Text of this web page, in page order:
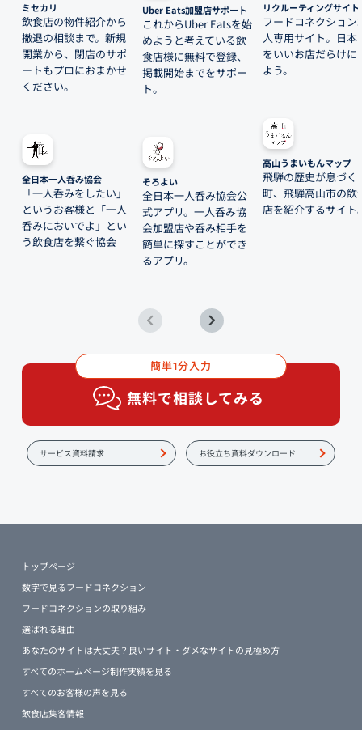
ミセカリ
飲食店の物件紹介から
撤退の相談まで。新規
開業から、閉店のサポ
ートもプロにおまかせ
ください。
全日本一人呑み協会
「一人呑みをしたい」
というお客様と「一人
呑みにおいでよ」とい
う飲食店を繋ぐ協会
Uber Eats加盟店サポート
これからUber Eatsを始
めようと考えている飲
食店様に無料で登録、
掲載開始までをサポー
ト。
そろよい
全日本一人呑み協会公
式アプリ。一人呑み協
会加盟店や呑み相手を
簡単に探すことができ
るアプリ。
リクルーティングサイト
フードコネクション
人専用サイト。日本
をいいお店だらけに
よう。
高山うまいもんマップ
飛騨の歴史が息づく
町、飛騨高山市の飲
店を紹介するサイト
簡単1分入力
無料で相談してみる
サービス資料請求 お役立ち資料ダウンロード
トップページ
数字で見るフードコネクション
フードコネクションの取り組み
選ばれる理由
あなたのサイトは大丈夫？良いサイト・ダメなサイトの見極め方
すべてのホームページ制作実績を見る
すべてのお客様の声を見る
飲食店集客情報